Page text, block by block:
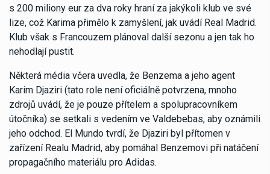
s 200 miliony eur za dva roky hraní za jakýkoli klub ve své
lize, což Karima přimělo k zamyšlení, jak uvádí Real Madrid.
Klub však s Francouzem plánoval další sezonu a jen tak ho
nehodlají pustit.
Některá média včera uvedla, že Benzema a jeho agent
Karim Djaziri (tato role není oficiálně potvrzena, mnoho
zdrojů uvádí, že je pouze přítelem a spolupracovníkem
útočníka) se setkali s vedením ve Valdebebas, aby oznámili
jeho odchod. El Mundo tvrdí, že Djaziri byl přítomen v
zařízení Realu Madrid, aby pomáhal Benzemovi při natáčení
propagačního materiálu pro Adidas.